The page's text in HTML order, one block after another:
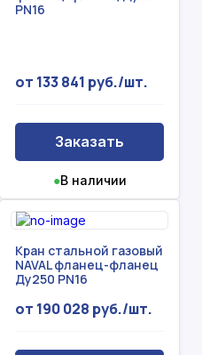
PN16
от 133 841 руб./шт.
Заказать
●В наличии
Кран стальной газовый
NAVAL фланец-фланец
Ду250 PN16
от 190 028 руб./шт.